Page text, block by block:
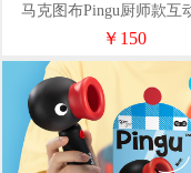
马克图布Pingu厨师款互
MG25-109
￥150